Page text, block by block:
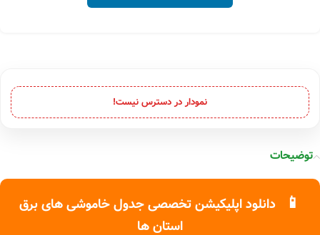
نمودار در دسترس نیست!
توضیحات
📱
دانلود اپلیکیشن تخصصی جدول خاموشی های برق
استان ها